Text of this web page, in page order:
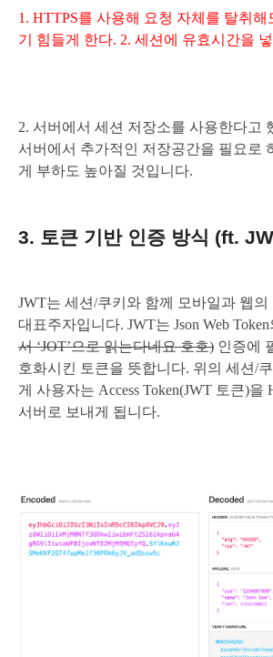
1. HTTPS를 사용해 요청 자체를 탈취해
기 힘들게 한다. 2. 세션에 유효시간을
2. 서버에서 세션 저장소를 사용한다고
서버에서 추가적인 저장공간을 필요로
게 부하도 높아질 것입니다.
3. 토큰 기반 인증 방식 (ft.
JWT는 세션/쿠키와 함께 모바일과 웹
대표주자입니다. JWT는 Json Web
서 ‘JOT’으로 읽는다네요 호호) 인증에
호화시킨 토큰을 뜻합니다. 위의 세션/
게 사용자는 Access Token(JWT 토큰)을
서버로 보내게 됩니다.